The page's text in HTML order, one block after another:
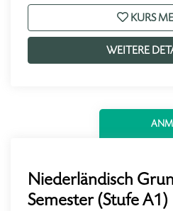
KURS
WEITERE
Niederländisch
Semester (Stufe A1)